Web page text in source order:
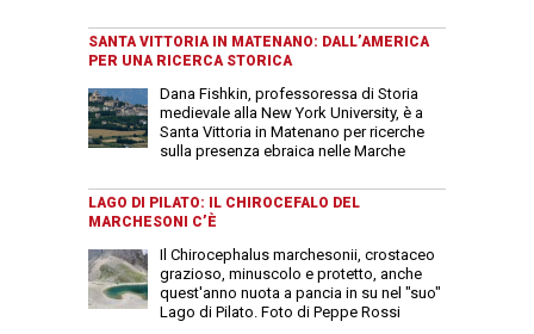
SANTA VITTORIA IN MATENANO: DALL’AMERICA
PER UNA RICERCA STORICA
Dana Fishkin, professoressa di Storia
medievale alla New York University, è a
Santa Vittoria in Matenano per ricerche
sulla presenza ebraica nelle Marche
LAGO DI PILATO: IL CHIROCEFALO DEL
MARCHESONI C’È
Il Chirocephalus marchesonii, crostaceo
grazioso, minuscolo e protetto, anche
quest'anno nuota a pancia in su nel "suo"
Lago di Pilato. Foto di Peppe Rossi